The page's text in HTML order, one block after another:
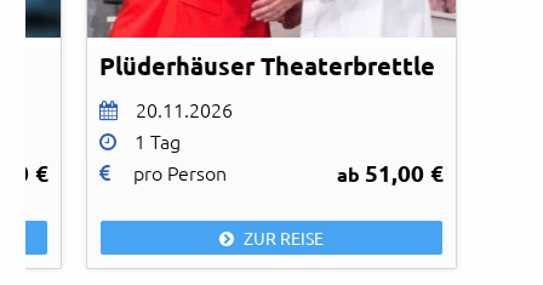
€
Plüderhäuser Theaterbrettle
20.11.2026
1 Tag
pro Person
ab 51,00 €
ZUR REISE